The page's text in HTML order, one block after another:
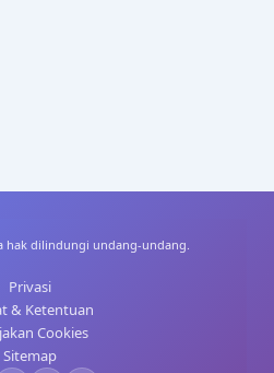
hak dilindungi undang-undang.
Privasi
& Ketentuan
Cookies
Sitemap